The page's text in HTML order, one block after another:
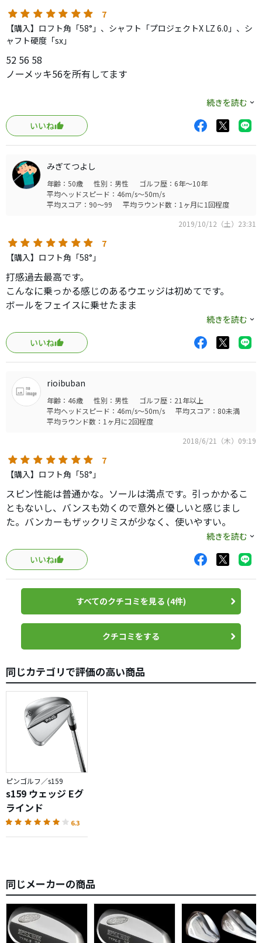
7
【購入】ロフト角「58°」、シャフト「プロジェクトX LZ 6.0」、シ
ャフト硬度「sx」
52 56 58
ノーメッキ56を所有してます
マスダゴルフのウェッジも良かったのですが製品管理が酷
く、前々から気になっていたオライオンを購入
マスダやエポンの様な強めのスピンはありませんがコント
ローラブルなスピンは距離が合わせやすく気に入っていま
逆に言えばスピンを意図して掛けられる人で距離感抜群な
らデッドで狙えるのでそちらをお勧めします
オライオンはスピン性能よりも工芸品の様な美しさと顔、
モダートやエポンの様な柔らかい物を潰した様な心地よい
打感ではないですが程よく芯を残し、乗せる感覚を養わせ
てくれる良い作りです
スピン性能はその辺のウェッジよりは断然掛かります
これまで使ってきたウェッジをスピン性能で並べると
エポン パーソナルウェッジ、マスダ m425s、オライオ
ン 、三浦 mgs01、ホンマ tw-w2015、ミズノ ザクラフ
になります
ただし乗ってる感は半端じゃ無いです
練習用で56をバンカーや自宅前で練習で使ってますが変な
練習器具買うくらいならノーメッキのボロボロを安く手に
入れてインサイドアウトで乗せる練習する方が良いくらい
続きを読む
いいね
みぎてつよし
年齢：50歳 性別：男性
ゴルフ歴：6年～10年
平均ヘッドスピード：46m/s～50m/s
平均スコア：90～99
平均ラウンド数：1ヶ月に1回程度
2019/10/12（土）23:31
7
【購入】ロフト角「58°」
打感過去最高です。
こんなに乗っかる感じのあるウエッジは初めてです。
ボールをフェイスに乗せたまま
いい感じで寄ります。（あくまで私の脳内の話・・・）
音もいいです、スピン系の高額なボールを打つと乾いたイ
イ音がして
これがまたクセになってます。
自宅にある毛足の少し長めの人工芝で
過去最高の抜けの良さを実感しています。
タマ数は少ないですが見かけたらぜひ試打してみて欲しい
です。
続きを読む
いいね
rioibuban
年齢：46歳 性別：男性
ゴルフ歴：21年以上
平均ヘッドスピード：46m/s～50m/s
平均スコア：80未満
平均ラウンド数：1ヶ月に2回程度
2018/6/21（木）09:19
7
【購入】ロフト角「58°」
スピン性能は普通かな。ソールは満点です。引っかかるこ
ともないし、バンスも効くので意外と優しいと感じまし
た。バンカーもザックリミスが少なく、使いやすい。
ヘッドサイズはコンパクトなので、難しそうな見た目です
が、小さい利点は大きいと感じるヘッドでした。
フェースはミーリングがないですが平面精密度が高く溝が
しっかり働いてくれます。
バックフェースはメッキしてあるのかと思いきや、磨きだ
けでツヤを出しているようです。ここまでする必要はない
でしょうが、工芸品としては最高ですね。使うのが勿体無
いと思ってしまいます。使わないのも勿体無いですが。
姫路で削って燕で磨く手間がかかっているので値段は張り
打感はかなり柔らか。単一素材でこれだけソフトな打感は
他に無いかも。
ネックからリーディングエッジまでのつながりが絶妙で開
いても右に抜ける感じが無いので安心して開けます。
永く使いたいですが、素材が素材なので永く持たないと思
います。再加工かリヘッドですね。
続きを読む
いいね
すべてのクチコミを見る (4件)
クチコミをする
同じカテゴリで評価の高い商品
ピンゴルフ／s159
s159 ウェッジ Eグ
ラインド
6.3
同じメーカーの商品